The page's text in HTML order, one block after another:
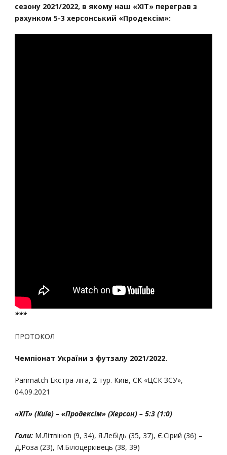
сезону 2021/2022, в якому наш «ХІТ» переграв з
рахунком 5-3 херсонський «Продексім»:
***
ПРОТОКОЛ
Чемпіонат України з футзалу 2021/2022.
Parimatch Екстра-ліга, 2 тур. Київ, СК «ЦСК ЗСУ»,
04.09.2021
«ХІТ» (Київ) – «Продексім» (Херсон) – 5:3 (1:0)
Голи: М.Літвінов (9, 34), Я.Лебідь (35, 37), Є.Сірий (36) –
Д.Роза (23), М.Білоцерківець (38, 39)